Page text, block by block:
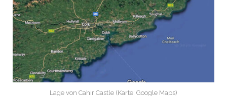
Lage von Cahir Castle (Karte: Google Maps)